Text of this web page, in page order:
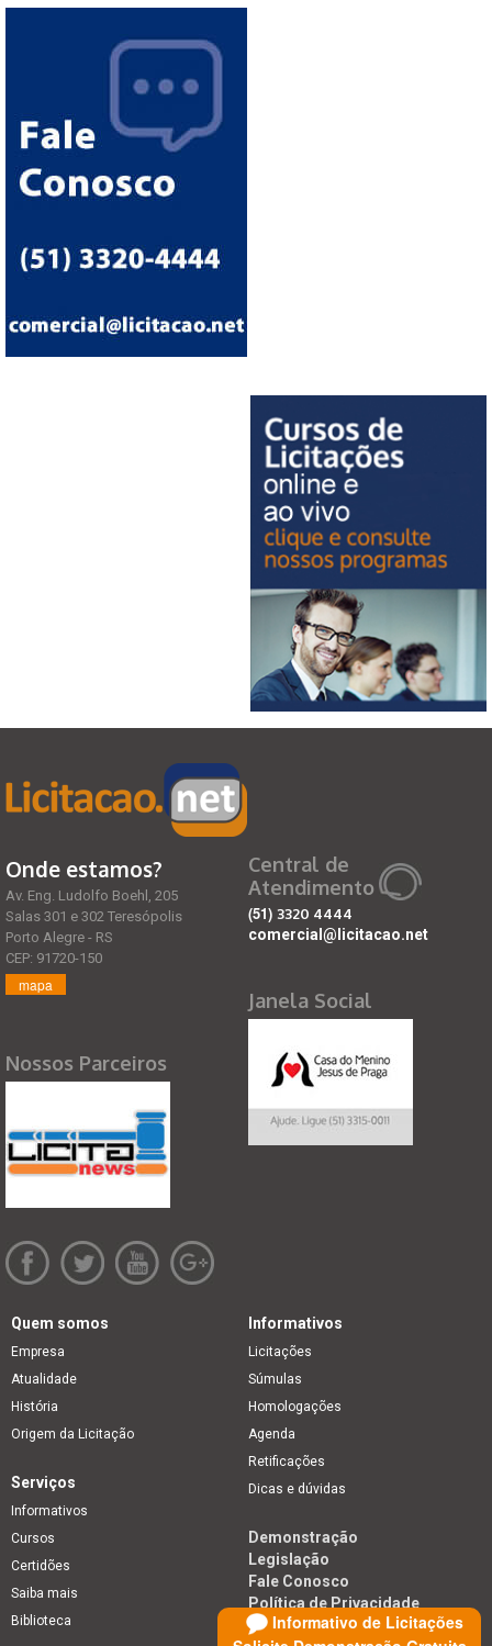
Informativo de Licitações
Onde estamos?
Av. Eng. Ludolfo Boehl, 205
Salas 301 e 302 Teresópolis
Porto Alegre - RS
CEP: 91720-150
mapa
Nossos Parceiros
Central de
Atendimento
(51) 3320 4444
comercial@licitacao.net
Janela Social
Quem somos
Empresa
Atualidade
História
Origem da Licitação
Informativos
Licitações
Súmulas
Homologações
Agenda
Retificações
Dicas e dúvidas
Serviços
Informativos
Cursos
Certidões
Saiba mais
Biblioteca
Demonstração
Legislação
Fale Conosco
Política de Privacidade